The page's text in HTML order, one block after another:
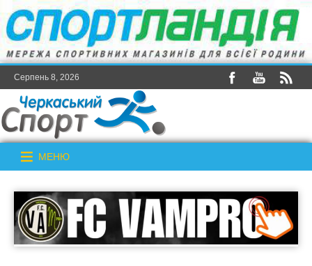
Серпень 8, 2026
МЕНЮ